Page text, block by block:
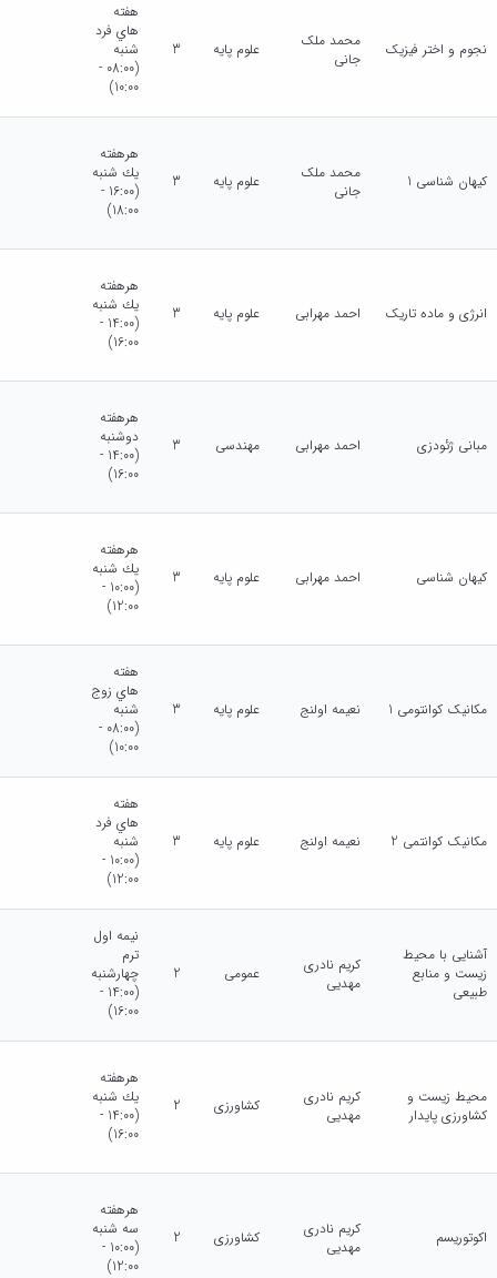
نجوم و اختر فیزیک
محمد ملک
جانی
علوم پایه 3
هفته
هاي فرد
شنبه
(08:00 -
10:00)
کیهان شناسی 1
محمد ملک
جانی
علوم پایه 3
هرهفته
يك شنبه
(16:00 -
18:00)
انرژی و ماده تاریک احمد مهرابی علوم پایه 3
هرهفته
يك شنبه
(14:00 -
16:00)
مبانی ژئودزی احمد مهرابی مهندسی 3
هرهفته
دوشنبه
(14:00 -
16:00)
کیهان شناسی احمد مهرابی علوم پایه 3
هرهفته
يك شنبه
(10:00 -
12:00)
مکانیک کوانتومی 1 نعیمه اولنج علوم پایه 3
هفته
هاي زوج
شنبه
(08:00 -
10:00)
مکانیک کوانتمی 2 نعیمه اولنج علوم پایه 3
هفته
هاي فرد
شنبه
(10:00 -
12:00)
آشنایی با محیط
زیست و منابع
طبیعی
کریم نادری
مهدیی
عمومی 2
نيمه اول
ترم
چهارشنبه
(14:00 -
16:00)
محیط زیست و
کشاورزی پایدار
کریم نادری
مهدیی
کشاورزی 2
هرهفته
يك شنبه
(14:00 -
16:00)
اکوتوریسم
کریم نادری
مهدیی
کشاورزی 2
هرهفته
سه شنبه
(10:00 -
12:00)